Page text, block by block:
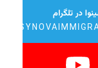
در تلگرام